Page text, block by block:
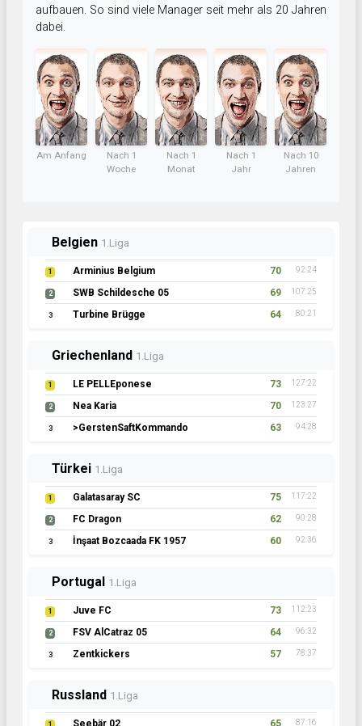
aufbauen. So sind viele Manager seit mehr als 20 Jahren
dabei.
Am Anfang
Nach 1
Woche
Nach 1
Monat
Nach 1
Jahr
Nach 10
Jahren
Belgien 1.Liga
1 Arminius Belgium 70 92:24
2 SWB Schildesche 05 69 107:25
3 Turbine Brügge 64 80:21
Griechenland 1.Liga
1 LE PELLEponese 73 127:22
2 Nea Karia 70 123:27
3 >GerstenSaftKommando 63 94:28
Türkei 1.Liga
1 Galatasaray SC 75 117:22
2 FC Dragon 62 90:28
3 İnşaat Bozcaada FK 1957 60 92:36
Portugal 1.Liga
1 Juve FC 73 112:23
2 FSV AlCatraz 05 64 96:32
3 Zentkickers 57 78:37
Russland 1.Liga
Seebär 02 65 87:16